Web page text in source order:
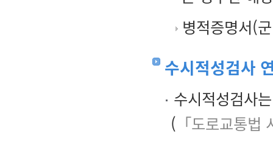
병적증명서(
수시적성검사
수시적성검사
( 「도로교통